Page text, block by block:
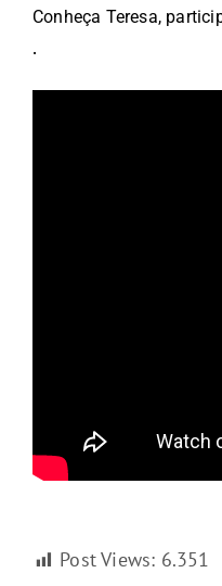
Conheça Teresa,
.
Post Views: 6.351